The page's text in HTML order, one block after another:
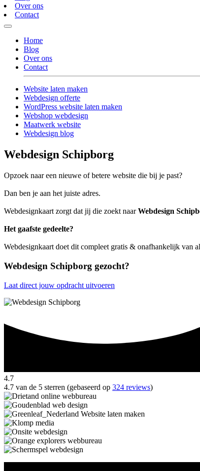
Over ons
Contact
Home
Blog
Over ons
Contact
Website laten maken
Webdesign offerte
WordPress website laten maken
Webshop webdesign
Maatwerk website
Webdesign blog
Webdesign Schipborg
Opzoek naar een nieuwe of betere website die bij je past?
Dan ben je aan het juiste adres.
Webdesignkaart zorgt dat jij die zoekt naarWebdesign
Het gaafste gedeelte?
Webdesignkaart doet dit compleet gratis & onafhankelijk van
Webdesign Schipborg gezocht?
Laat direct jouw opdracht uitvoeren
4.7
4.7 van de 5 sterren (gebaseerd op 324 reviews)